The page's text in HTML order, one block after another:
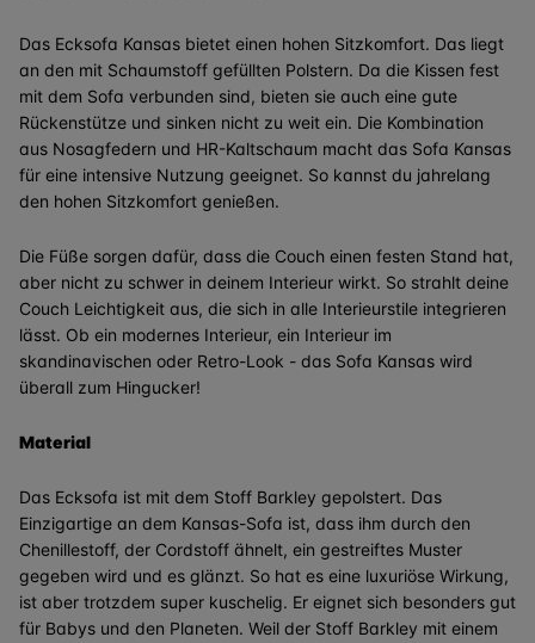
Das Ecksofa Kansas bietet einen hohen Sitzkomfort. Das liegt
an den mit Schaumstoff gefüllten Polstern. Da die Kissen fest
mit dem Sofa verbunden sind, bieten sie auch eine gute
Rückenstütze und sinken nicht zu weit ein. Die Kombination
aus Nosagfedern und HR-Kaltschaum macht das Sofa Kansas
für eine intensive Nutzung geeignet. So kannst du jahrelang
den hohen Sitzkomfort genießen.
Die Füße sorgen dafür, dass die Couch einen festen Stand hat,
aber nicht zu schwer in deinem Interieur wirkt. So strahlt deine
Couch Leichtigkeit aus, die sich in alle Interieurstile integrieren
lässt. Ob ein modernes Interieur, ein Interieur im
skandinavischen oder Retro-Look - das Sofa Kansas wird
überall zum Hingucker!
Material
Das Ecksofa ist mit dem Stoff Barkley gepolstert. Das
Einzigartige an dem Kansas-Sofa ist, dass ihm durch den
Chenillestoff, der Cordstoff ähnelt, ein gestreiftes Muster
gegeben wird und es glänzt. So hat es eine luxuriöse Wirkung,
ist aber trotzdem super kuschelig. Er eignet sich besonders gut
für Babys und den Planeten. Weil der Stoff Barkley mit einem